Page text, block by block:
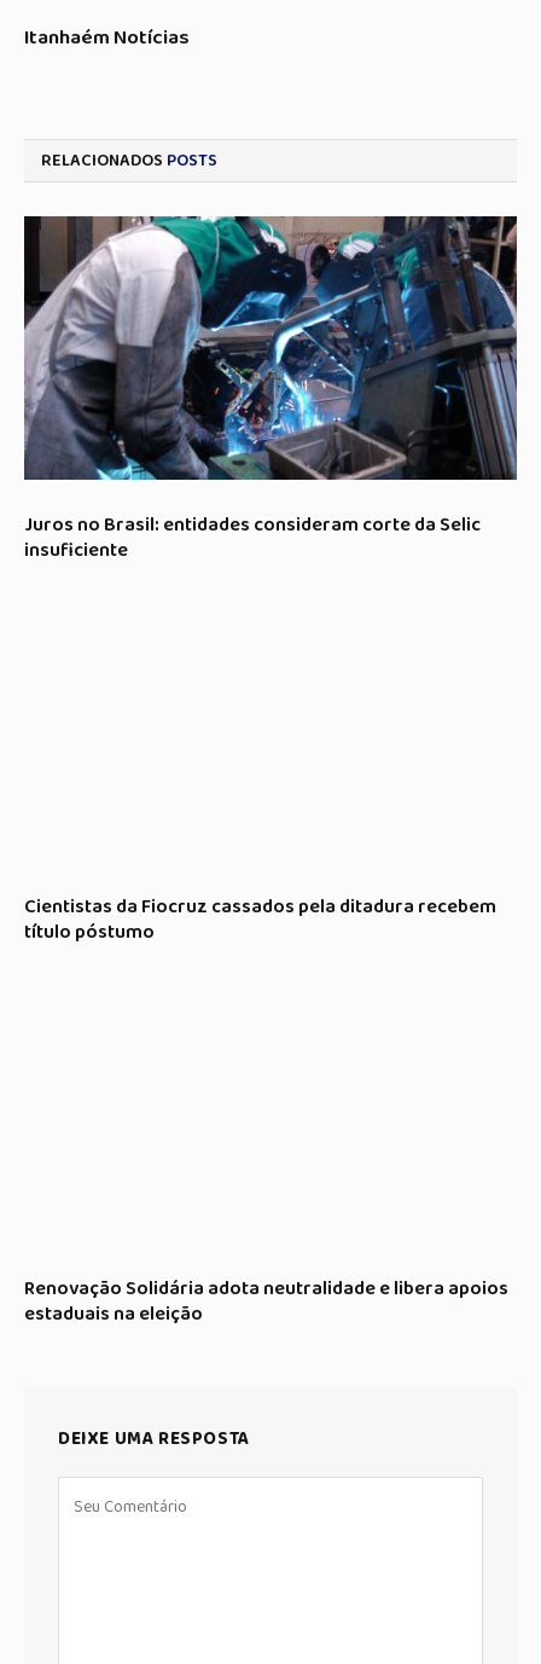
Itanhaém Notícias
RELACIONADOS POSTS
Juros no Brasil: entidades consideram corte da Selic
insuficiente
Cientistas da Fiocruz cassados pela ditadura recebem
título póstumo
Renovação Solidária adota neutralidade e libera apoios
estaduais na eleição
DEIXE UMA RESPOSTA